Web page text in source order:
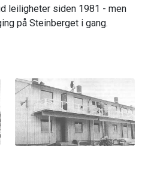
leiligheter siden 1981 - men
på Steinberget i gang.